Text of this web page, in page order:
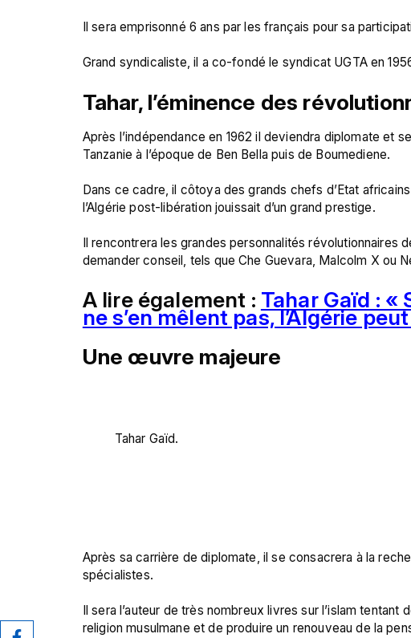
Il sera emprisonné 6 ans par les français pour sa
Tahar, l’éminence des
Après l’indépendance en 1962 il deviendra diplomate et
Tanzanie à l’époque de Ben Bella puis de Boumediene.
Dans ce cadre, il côtoya des grands chefs d’Etat
l’Algérie post-libération jouissait d’un grand prestige.
Il rencontrera les grandes personnalités révolutionnaires
A lire également : Tahar Gaïd :
ne s’en mêlent pas, l’Algérie
Une œuvre majeure
Tahar Gaïd.
Après sa carrière de diplomate, il se consacrera à la
spécialistes.
Il sera l’auteur de très nombreux livres sur l’islam
religion musulmane et de produire un renouveau de la